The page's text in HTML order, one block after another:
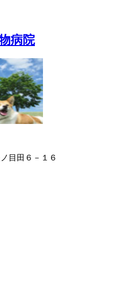
病院
目田６－１６